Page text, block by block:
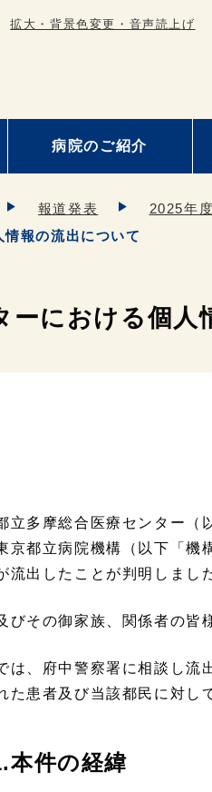
拡大・背景色変更・音声読上げ
病院のご紹介
報道発表
2025年
報の流出について
ーにおける個人
立多摩総合医療センター（
京都立病院機構（以下「機
流出したことが判明しまし
びその御家族、関係者の皆
は、府中警察署に相談し流
た患者及び当該都民に対し
本件の経緯